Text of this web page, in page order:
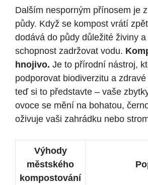
Dalším ⁣nesporným přínosem je
půdy. Když se kompost vrátí
dodává do půdy důležité živiny
schopnost zadržovat vodu.
hnojivo. Je to přírodní nástroj,
podporovat ⁢biodiverzitu a
teď si to představte – vaše
ovoce se mění na bohatou,
oživuje ‍vaši zahrádku nebo
Výhody
městského⁢
kompostování